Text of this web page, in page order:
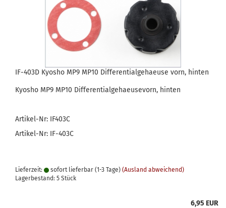
IF-403D Kyosho MP9 MP10 Differentialgehaeuse vorn, hinten
Kyosho MP9 MP10 Differentialgehaeusevorn, hinten
Artikel-Nr: IF403C
Artikel-Nr: IF-403C
Lieferzeit: sofort lieferbar (1-3 Tage) (Ausland abweichend)
Lagerbestand: 5 Stück
6,95 EUR